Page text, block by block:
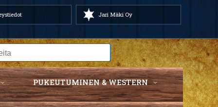
Jari Mäki Oy
PUKEUTUMINEN & WESTERN